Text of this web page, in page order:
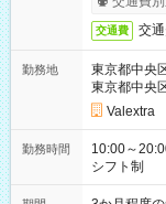
交通費 交
勤務地
東京都中央
東京都中央
Valextra
勤務時間
10:00～20:00 実働7.5時間／休憩1.5時間 営業時間に合
シフト制